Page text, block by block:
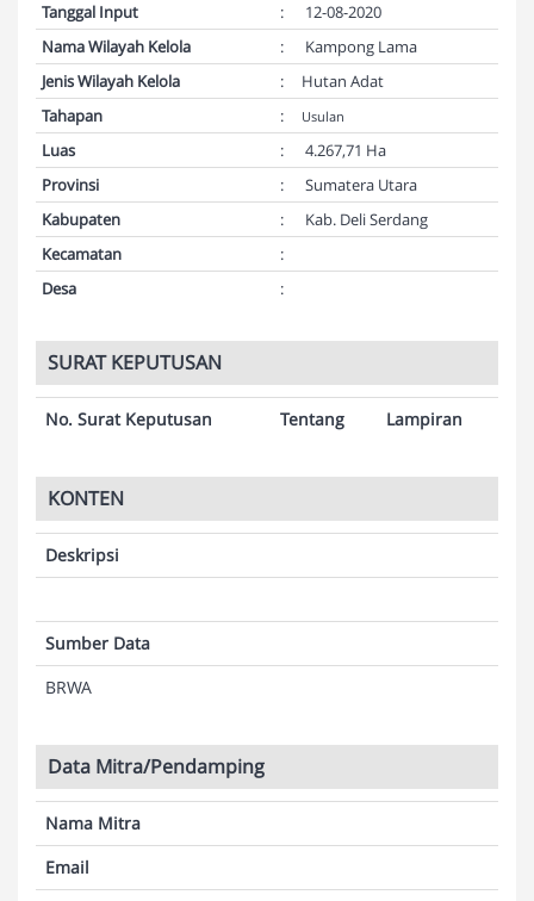
Tanggal Input :
12-08-2020
Nama Wilayah Kelola
:
Kampong Lama
Jenis Wilayah Kelola
:
Hutan Adat
Tahapan
: Usulan
Luas :
4.267,71 Ha
Provinsi
:
Sumatera Utara
Kabupaten
:
Kab. Deli Serdang
Kecamatan
:
Desa
:
SURAT KEPUTUSAN
No. Surat Keputusan Tentang Lampiran
KONTEN
Deskripsi
Sumber Data
BRWA
Data Mitra/Pendamping
Nama Mitra
Email